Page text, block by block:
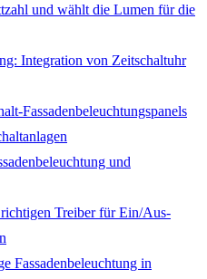
und wählt die Lumen für die
Integration von Zeitschaltuhr
Fassadenbeleuchtungspanels
und
Treiber für Ein/Aus-
Fassadenbeleuchtung in